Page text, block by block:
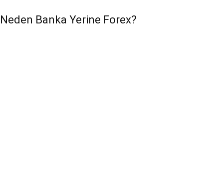
Neden Banka Yerine Forex?